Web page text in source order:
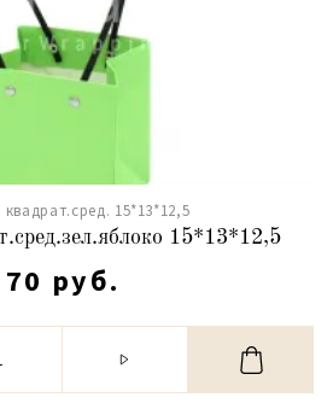
15*13*12,5
15*13*12,5
70 руб.